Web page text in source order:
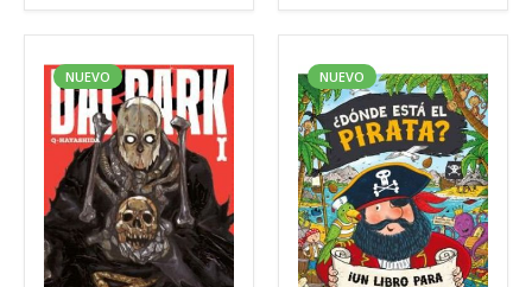
NUEVO NUEVO